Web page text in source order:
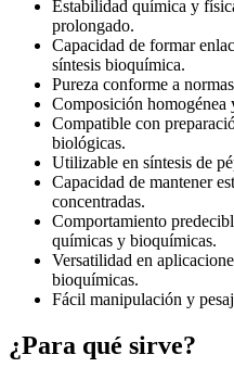
Estabilidad química y
prolongado.
Capacidad de formar
síntesis bioquímica.
Pureza conforme a
Composición homogénea
Compatible con
biológicas.
Utilizable en síntesis de
Capacidad de mantener
concentradas.
Comportamiento
químicas y bioquímicas.
Versatilidad en
bioquímicas.
Fácil manipulación y
¿Para qué sirve?